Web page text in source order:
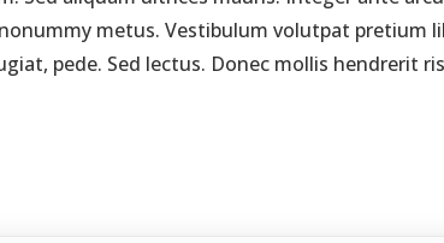
metus. Vestibulum volutpat pretium
pede. Sed lectus. Donec mollis hendrerit